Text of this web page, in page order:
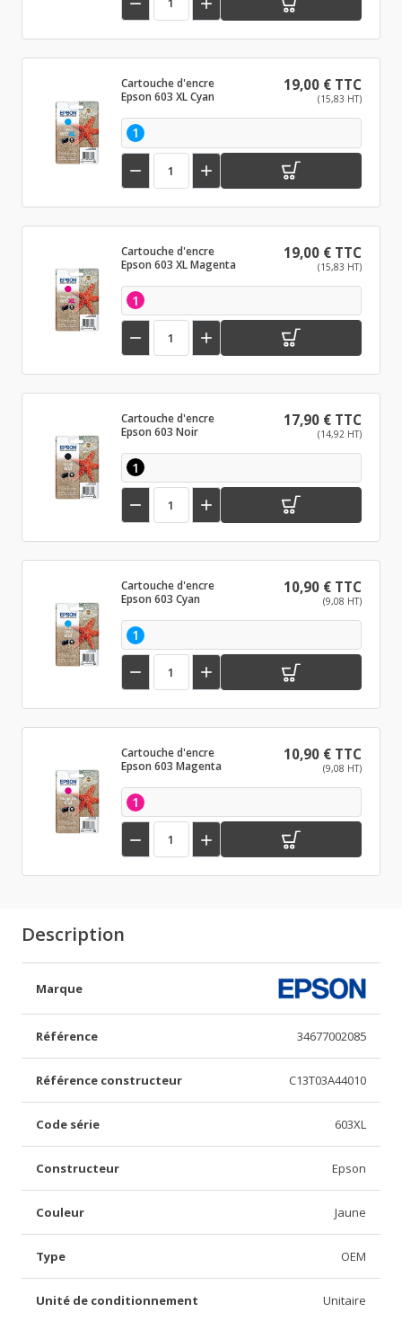
Cartouche d'encre
Epson 603 XL Cyan
19,00 € TTC
(15,83 HT)
1
 
Cartouche d'encre
Epson 603 XL Magenta
19,00 € TTC
(15,83 HT)
1
 
Cartouche d'encre
Epson 603 Noir
17,90 € TTC
(14,92 HT)
1
 
Cartouche d'encre
Epson 603 Cyan
10,90 € TTC
(9,08 HT)
1
 
Cartouche d'encre
Epson 603 Magenta
10,90 € TTC
(9,08 HT)
1
 
Description
Marque
Référence 34677002085
Référence constructeur C13T03A44010
Code série 603XL
Constructeur Epson
Couleur Jaune
Type OEM
Unité de conditionnement Unitaire